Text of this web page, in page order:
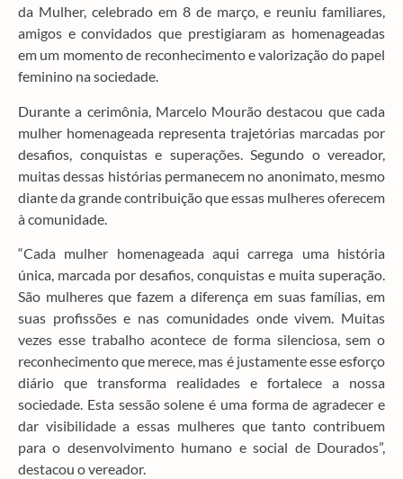
da Mulher, celebrado em 8 de março, e reuniu familiares,
amigos e convidados que prestigiaram as homenageadas
em um momento de reconhecimento e valorização do papel
feminino na sociedade.
Durante a cerimônia, Marcelo Mourão destacou que cada
mulher homenageada representa trajetórias marcadas por
desafios, conquistas e superações. Segundo o vereador,
muitas dessas histórias permanecem no anonimato, mesmo
diante da grande contribuição que essas mulheres oferecem
à comunidade.
“Cada mulher homenageada aqui carrega uma história
única, marcada por desafios, conquistas e muita superação.
São mulheres que fazem a diferença em suas famílias, em
suas profissões e nas comunidades onde vivem. Muitas
vezes esse trabalho acontece de forma silenciosa, sem o
reconhecimento que merece, mas é justamente esse esforço
diário que transforma realidades e fortalece a nossa
sociedade. Esta sessão solene é uma forma de agradecer e
dar visibilidade a essas mulheres que tanto contribuem
para o desenvolvimento humano e social de Dourados”,
destacou o vereador.